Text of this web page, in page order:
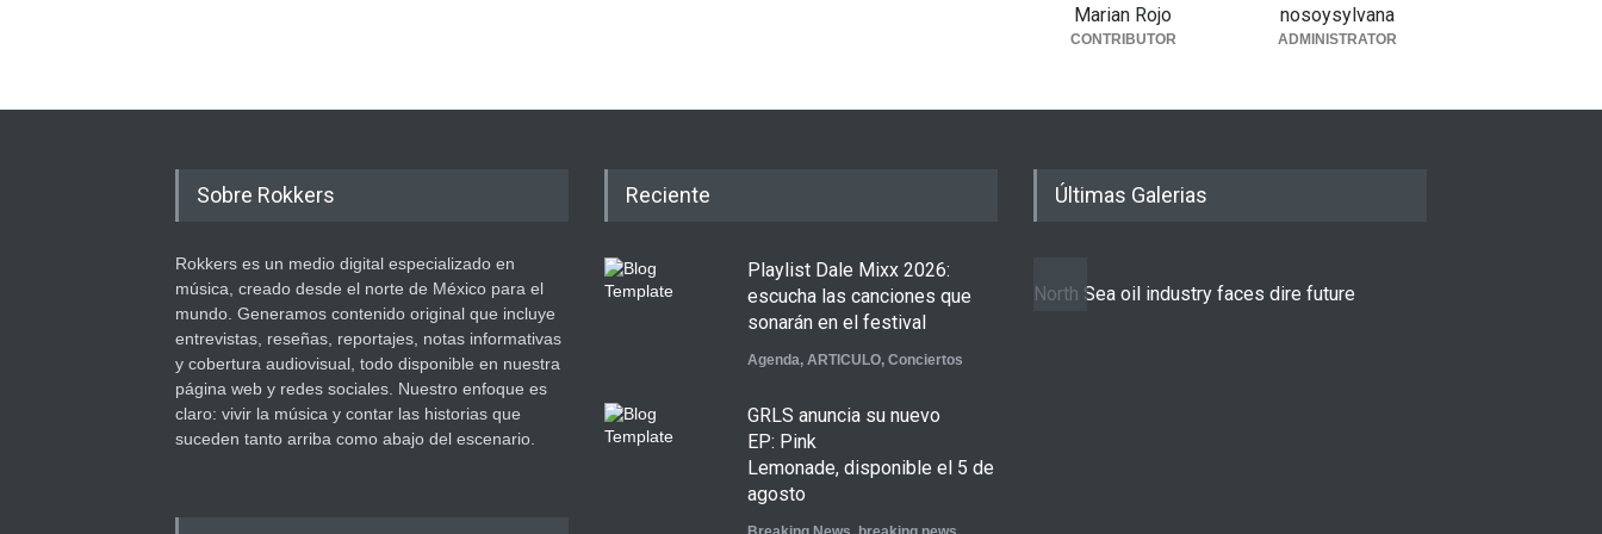
Marian Rojo
CONTRIBUTOR
nosoysylvana
ADMINISTRATOR
Sobre Rokkers
Rokkers es un medio digital especializado en
música, creado desde el norte de México para el
mundo. Generamos contenido original que incluye
entrevistas, reseñas, reportajes, notas informativas
y cobertura audiovisual, todo disponible en nuestra
página web y redes sociales. Nuestro enfoque es
claro: vivir la música y contar las historias que
suceden tanto arriba como abajo del escenario.
Reciente
Playlist Dale Mixx 2026:
escucha las canciones que
sonarán en el festival
Agenda, ARTICULO, Conciertos
GRLS anuncia su nuevo
EP: Pink
Lemonade, disponible el 5 de
agosto
Últimas Galerias
North Sea oil industry faces dire future